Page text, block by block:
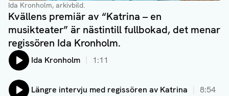
Ida Kronholm, arkivbild.
Kvällens premiär av “Katrina – en
musikteater” är nästintill fullbokad, det menar
regissören Ida Kronholm.
Lyssna på:
Ida Kronholm 1:11
Lyssna på:
Längre intervju med regissören av Katrina 8:54